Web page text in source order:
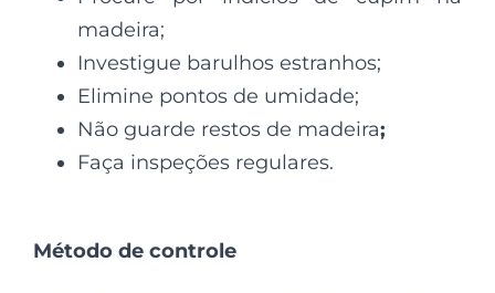
madeira;
Investigue barulhos estranhos;
Elimine pontos de umidade;
Não guarde restos de madeira;
Faça inspeções regulares.
Método de controle